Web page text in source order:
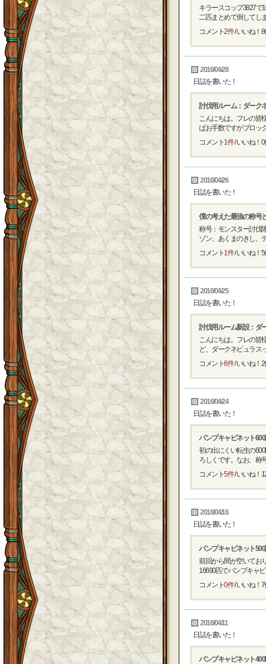
キラースコップ3827で
二匹まとめて倒してし
コメント2件/ いいね！ 8
2016/04/28
日誌を書いた！
討伐用ルーム：ダーク
こんにちは。フレの皆
ばお手数ですがブロッ
コメント1件/ いいね！ 0
2016/04/26
日誌を書いた！
僕の考えた最強の称号
称号：モンスター討伐
ゾン、あくまのきし、
コメント1件/ いいね！ 5
2016/04/25
日誌を書いた！
討伐用ルーム新設：ダ
こんにちは。フレの皆
ど、ダークネビュラス
コメント6件/ いいね！ 2
2016/04/24
日誌を書いた！
パンプキャビネット
初の出にくい転生の
ろしくです。なお、称
コメント5件/ いいね！
2016/04/16
日誌を書いた！
パンプキャビネット
前回から間が空いてお
16690匹でパンプキャビ
コメント0件/ いいね！ 7
2016/04/11
日誌を書いた！
パンプキャビネット